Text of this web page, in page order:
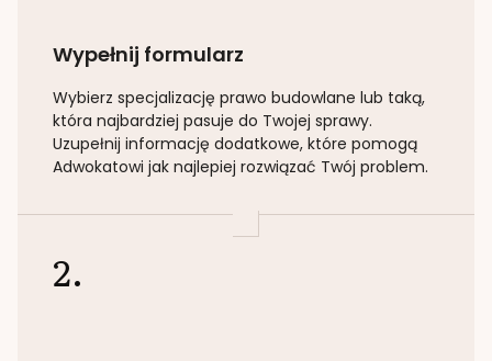
Wypełnij formularz
Wybierz specjalizację prawo budowlane lub taką,
która najbardziej pasuje do Twojej sprawy.
Uzupełnij informację dodatkowe, które pomogą
Adwokatowi jak najlepiej rozwiązać Twój problem.
2.